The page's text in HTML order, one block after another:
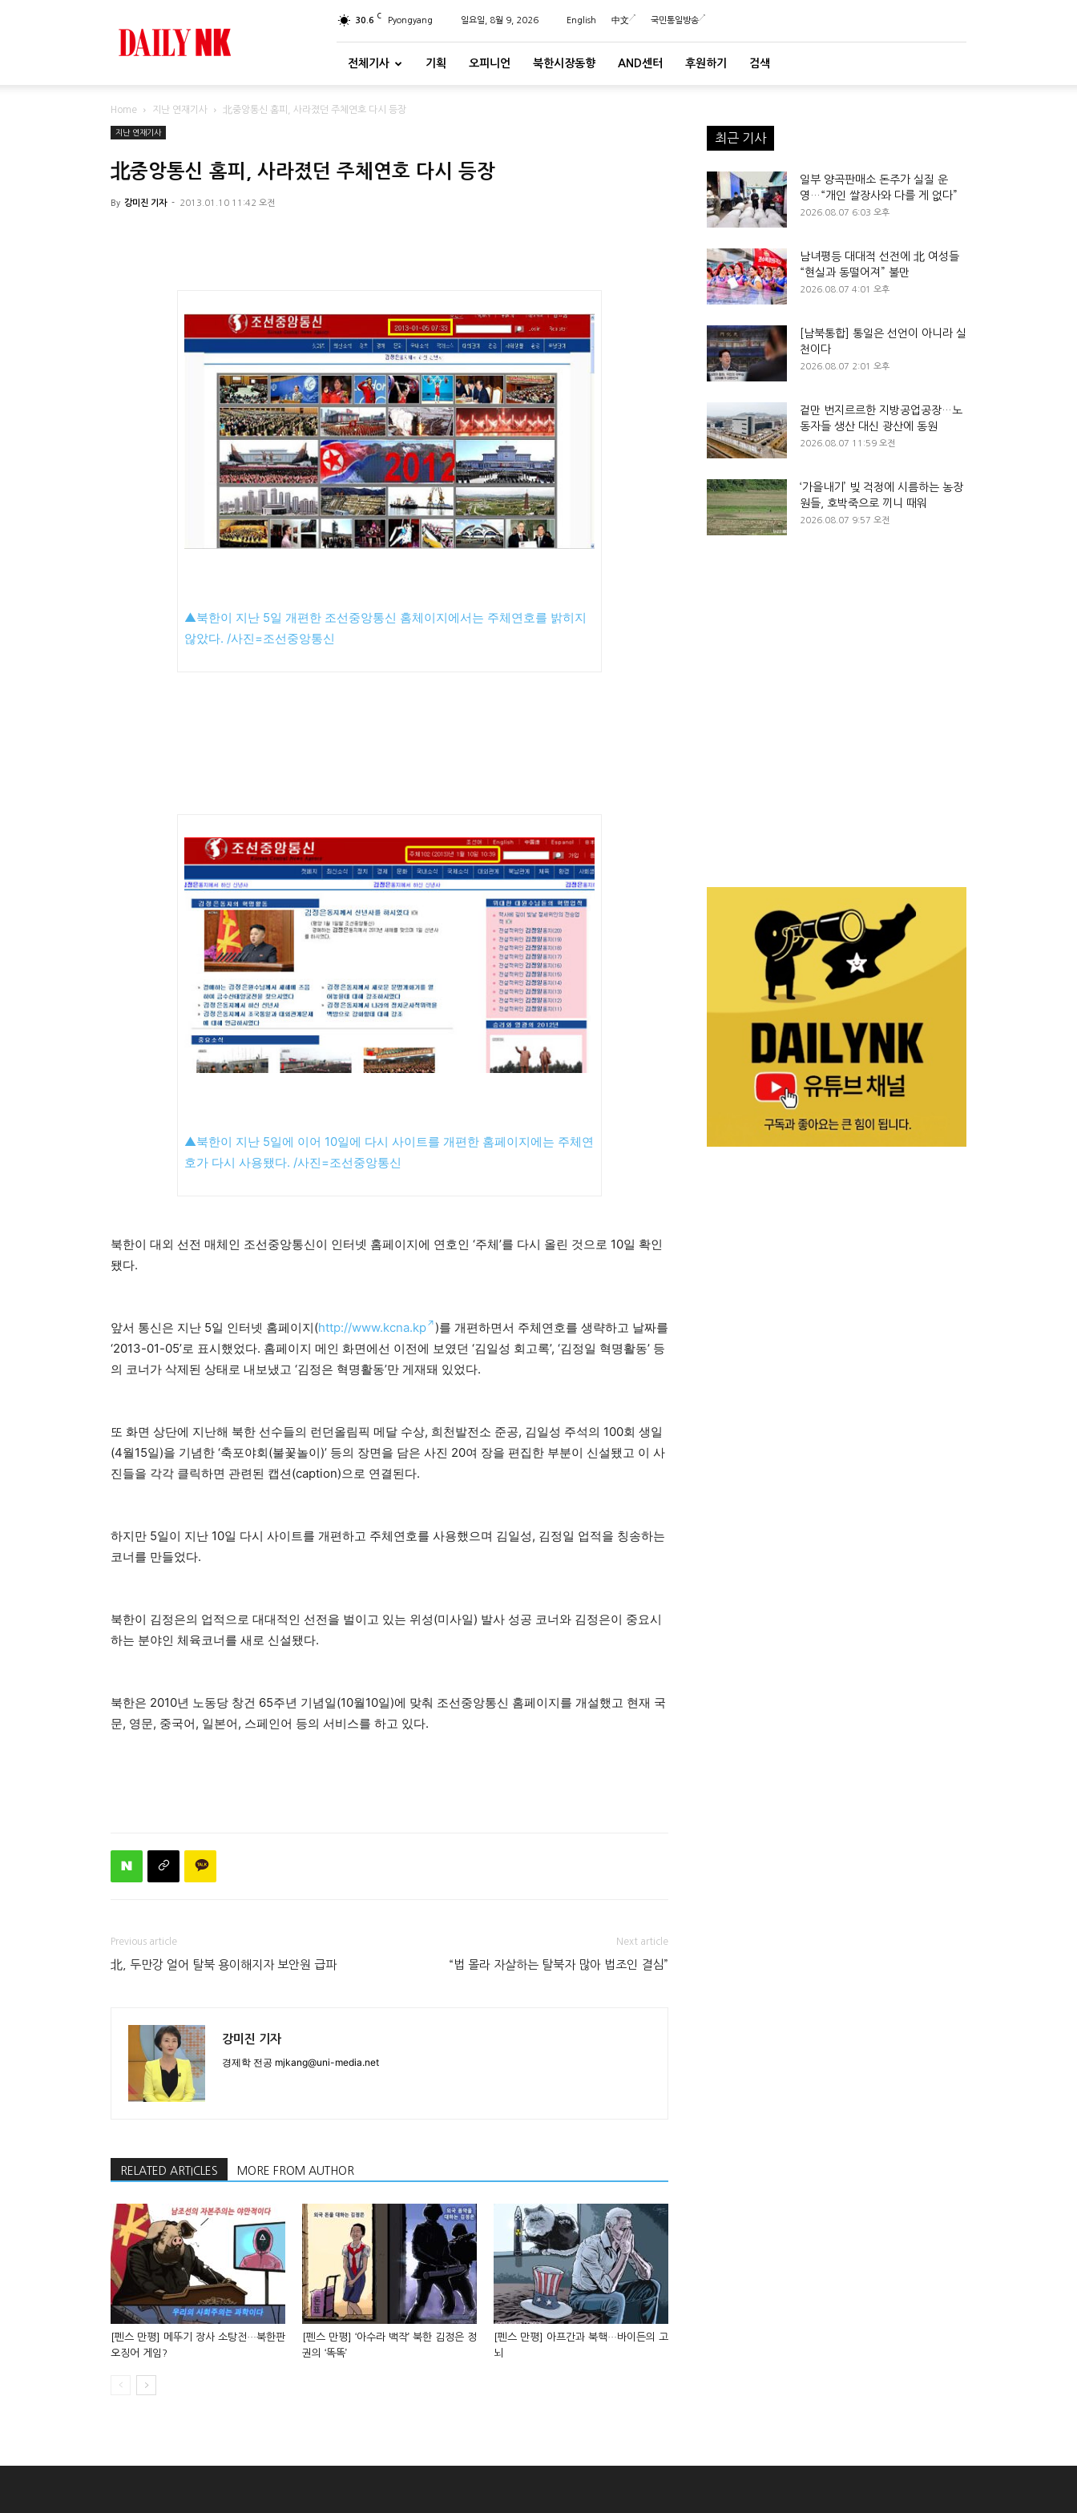
30.6 C Pyongyang 일요일, 8월 9, 2026 English 中文 국민통일방송
전체기사 기획 오피니언 북한시장동향 AND센터 후원하기 검색
Home 지난 연재기사 北중앙통신 홈피, 사라졌던 주체연호 다시 등장
지난 연재기사
北중앙통신 홈피, 사라졌던 주체연호 다시 등장
By 강미진 기자 - 2013.01.10 11:42 오전
▲북한이 지난 5일 개편한 조선중앙통신 홈체이지에서는 주체연호를 밝히지
않았다. /사진=조선중앙통신
▲북한이 지난 5일에 이어 10일에 다시 사이트를 개편한 홈페이지에는 주체연
호가 다시 사용됐다. /사진=조선중앙통신
북한이 대외 선전 매체인 조선중앙통신이 인터넷 홈페이지에 연호인 ‘주체’를 다시 올린 것으로 10일 확인
됐다.
앞서 통신은 지난 5일 인터넷 홈페이지(http://www.kcna.kp
)를 개편하면서 주체연호를 생략하고 날짜를
‘2013-01-05’로 표시했었다. 홈페이지 메인 화면에선 이전에 보였던 ‘김일성 회고록’, ‘김정일 혁명활동’ 등
의 코너가 삭제된 상태로 내보냈고 ‘김정은 혁명활동’만 게재돼 있었다.
또 화면 상단에 지난해 북한 선수들의 런던올림픽 메달 수상, 희천발전소 준공, 김일성 주석의 100회 생일
(4월15일)을 기념한 ‘축포야회(불꽃놀이)’ 등의 장면을 담은 사진 20여 장을 편집한 부분이 신설됐고 이 사
진들을 각각 클릭하면 관련된 캡션(caption)으로 연결된다.
하지만 5일이 지난 10일 다시 사이트를 개편하고 주체연호를 사용했으며 김일성, 김정일 업적을 칭송하는
코너를 만들었다.
북한이 김정은의 업적으로 대대적인 선전을 벌이고 있는 위성(미사일) 발사 성공 코너와 김정은이 중요시
하는 분야인 체육코너를 새로 신설됐다.
북한은 2010년 노동당 창건 65주년 기념일(10월10일)에 맞춰 조선중앙통신 홈페이지를 개설했고 현재 국
문, 영문, 중국어, 일본어, 스페인어 등의 서비스를 하고 있다.
Previous article
北, 두만강 얼어 탈북 용이해지자 보안원 급파
Next article
“법 몰라 자살하는 탈북자 많아 법조인 결심”
강미진 기자
경제학 전공 mjkang@uni-media.net
RELATED ARTICLES MORE FROM AUTHOR
[펜스 만평] 메뚜기 장사 소탕전…북한판
오징어 게임?
[펜스 만평] ‘아수라 백작’ 북한 김정은 정
권의 ‘똑똑’
[펜스 만평] 아프간과 북핵…바이든의 고
뇌
최근 기사
일부 양곡판매소 돈주가 실질 운
영…“개인 쌀장사와 다를 게 없다”
2026.08.07 6:03 오후
남녀평등 대대적 선전에 北 여성들
“현실과 동떨어져” 불만
2026.08.07 4:01 오후
[남북통합] 통일은 선언이 아니라 실
천이다
2026.08.07 2:01 오후
겉만 번지르르한 지방공업공장…노
동자들 생산 대신 광산에 동원
2026.08.07 11:59 오전
‘가을내기’ 빚 걱정에 시름하는 농장
원들, 호박죽으로 끼니 때워
2026.08.07 9:57 오전